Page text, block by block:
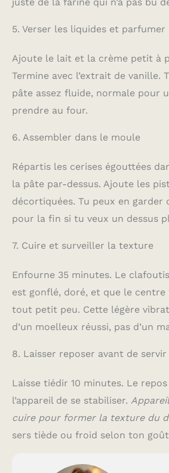
5. Verser les liquides et parfumer
Ajoute le lait et la crème petit à
Termine avec l’extrait de vanille.
pâte assez fluide, normale pour
prendre au four.
6. Assembler dans le moule
Répartis les cerises égouttées
la pâte par-dessus. Ajoute les
décortiquées. Tu peux en garder
pour la fin si tu veux un dessus
7. Cuire et surveiller la texture
Enfourne 35 minutes. Le
est gonflé, doré, et que le
tout petit peu. Cette légère
d’un moelleux réussi, pas d’un
8. Laisser reposer avant de servir
Laisse tiédir 10 minutes. Le
l’appareil de se stabiliser.
cuire pour former la texture du
sers tiède ou froid selon ton